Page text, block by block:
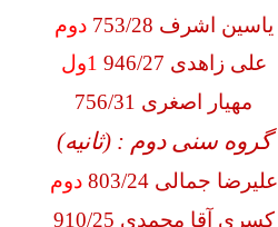
یاسین اشرف 753/28
دوم
علی زاهدی 946/27
1ول
مهیار اصغری 756/31
گروه سنی دوم : (ثانیه)
علیرضا جمالی 803/24
دوم
کسری آقا محمدی 910/25